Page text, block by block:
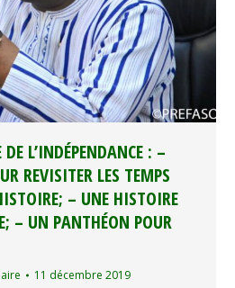
L’INDÉPENDANCE : –
REVISITER LES TEMPS
– UNE HISTOIRE
– UN PANTHÉON POUR
11 décembre 2019